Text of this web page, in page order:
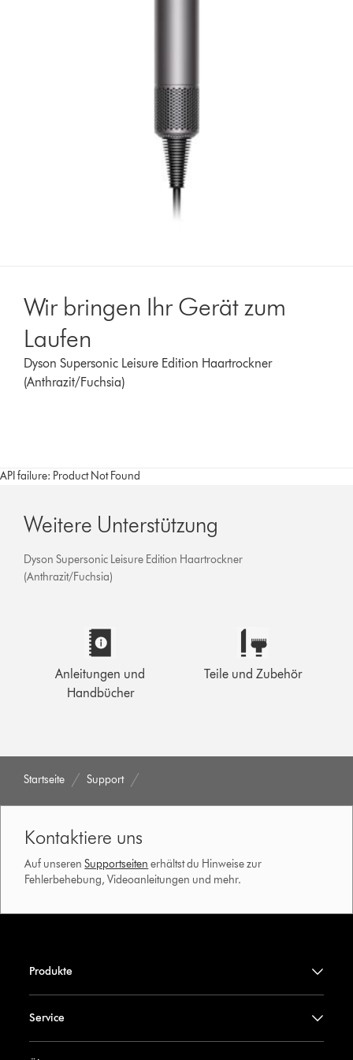
Wir bringen Ihr Gerät zum
Laufen
Dyson Supersonic Leisure Edition Haartrockner
(Anthrazit/Fuchsia)
API failure: Product Not Found
Weitere Unterstützung
Dyson Supersonic Leisure Edition Haartrockner
(Anthrazit/Fuchsia)
Anleitungen und
Handbücher
Teile und Zubehör
Startseite Support
Kontaktiere uns
Auf unserenSupportseiten erhältst du Hinweise zur
Fehlerbehebung, Videoanleitungen und mehr.
Produkte
Service